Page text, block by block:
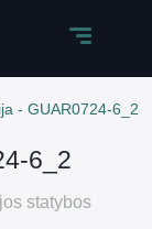
- GUAR0724-6_2
6_2
statybos